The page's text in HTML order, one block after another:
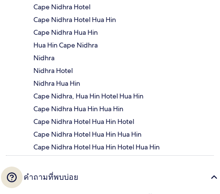
Cape Nidhra Hotel
Cape Nidhra Hotel Hua Hin
Cape Nidhra Hua Hin
Hua Hin Cape Nidhra
Nidhra
Nidhra Hotel
Nidhra Hua Hin
Cape Nidhra, Hua Hin Hotel Hua Hin
Cape Nidhra Hua Hin Hua Hin
Cape Nidhra Hotel Hua Hin Hotel
Cape Nidhra Hotel Hua Hin Hua Hin
Cape Nidhra Hotel Hua Hin Hotel Hua Hin
คำถามที่พบบ่อย